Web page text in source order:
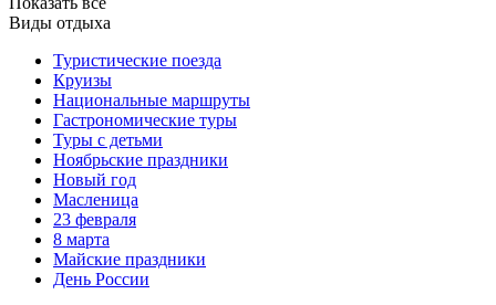
Виды отдыха
Туристические поезда
Круизы
Национальные маршруты
Гастрономические туры
Туры с детьми
Ноябрьские праздники
Новый год
Масленица
23 февраля
8 марта
Майские праздники
День России